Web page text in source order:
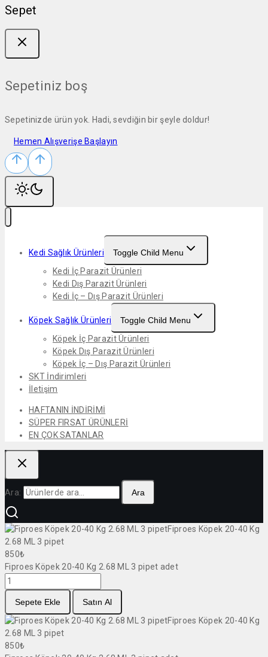
Sepet
Sepetiniz boş
Sepetinizde ürün yok. Hadi, sevdiğin bir şeyle doldur!
Hemen Alışverişe Başlayın
Kedi Sağlık Ürünleri
Toggle Child Menu
Kedi İç Parazit Ürünleri
Kedi Dış Parazit Ürünleri
Kedi İç – Dış Parazit Ürünleri
Köpek Sağlık Ürünleri
Toggle Child Menu
Köpek İç Parazit Ürünleri
Köpek Dış Parazit Ürünleri
Köpek İç – Dış Parazit Ürünleri
SKT İndirimleri
İletişim
HAFTANIN İNDİRİMİ
SÜPER FIRSAT ÜRÜNLERİ
EN ÇOK SATANLAR
Ara: Ara
Fiproes Köpek 20-40 Kg
2.68 ML 3 pipet
850₺
Fiproes Köpek 20-40 Kg 2.68 ML 3 pipet adet
Sepete Ekle
Satın Al
Fiproes Köpek 20-40 Kg
2.68 ML 3 pipet
850₺